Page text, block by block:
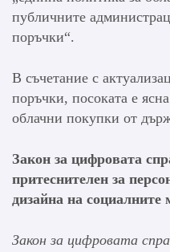
публичните
поръчки“.
В съчетание с
поръчки, посоката е
облачни покупки от
Закон за цифровата
притеснителен за
дизайна на социалните
Закон за цифровата